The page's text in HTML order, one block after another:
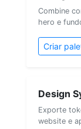
Combine
hero e
Criar
Design
Exporte
website e